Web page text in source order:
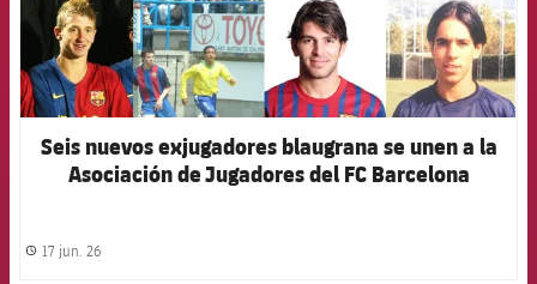
Seis nuevos exjugadores blaugrana se unen a la
Asociación de Jugadores del FC Barcelona
label.share.clock
17 jun. 26